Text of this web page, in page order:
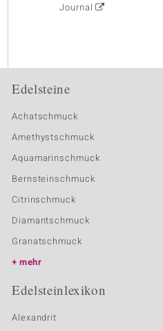
Journal
Edelsteine
Achatschmuck
Amethystschmuck
Aquamarinschmuck
Bernsteinschmuck
Citrinschmuck
Diamantschmuck
Granatschmuck
mehr
Edelsteinlexikon
Alexandrit